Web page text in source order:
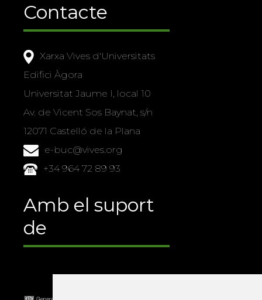
Contacte
Xarxa Vives d'Universitats
Edifici Àgora
Universitat Jaume I, local 10
Av. de Vicent Sos Baynat, s/n
12071 Castelló de la Plana
e-buc@vives.org
+34 964 72 89 93
Amb el suport
de